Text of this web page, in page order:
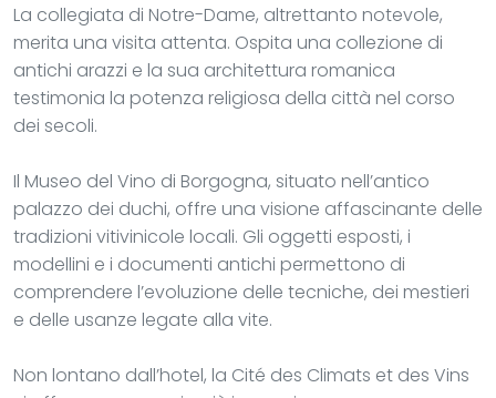
La collegiata di Notre-Dame, altrettanto notevole,
merita una visita attenta. Ospita una collezione di
antichi arazzi e la sua architettura romanica
testimonia la potenza religiosa della città nel corso
dei secoli.
Il Museo del Vino di Borgogna, situato nell’antico
palazzo dei duchi, offre una visione affascinante delle
tradizioni vitivinicole locali. Gli oggetti esposti, i
modellini e i documenti antichi permettono di
comprendere l’evoluzione delle tecniche, dei mestieri
e delle usanze legate alla vite.
Non lontano dall’hotel, la Cité des Climats et des Vins